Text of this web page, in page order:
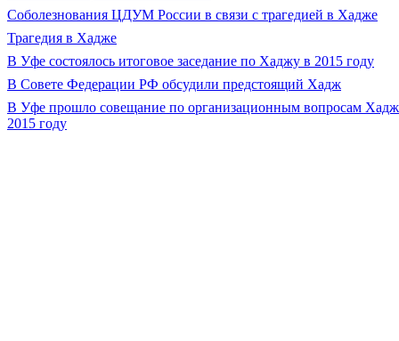
Соболезнования ЦДУМ России в связи с трагедией в Хадже
Трагедия в Хадже
В Уфе состоялось итоговое заседание по Хаджу в 2015 году
В Совете Федерации РФ обсудили предстоящий Хадж
В Уфе прошло совещание по организационным вопросам
2015 году